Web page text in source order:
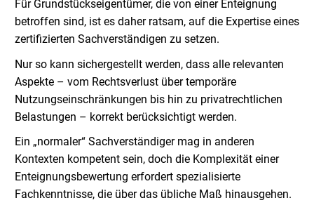
Für Grundstückseigentümer, die von einer Enteignung
betroffen sind, ist es daher ratsam, auf die Expertise eines
zertifizierten Sachverständigen zu setzen.
Nur so kann sichergestellt werden, dass alle relevanten
Aspekte – vom Rechtsverlust über temporäre
Nutzungseinschränkungen bis hin zu privatrechtlichen
Belastungen – korrekt berücksichtigt werden.
Ein „normaler“ Sachverständiger mag in anderen
Kontexten kompetent sein, doch die Komplexität einer
Enteignungsbewertung erfordert spezialisierte
Fachkenntnisse, die über das übliche Maß hinausgehen.